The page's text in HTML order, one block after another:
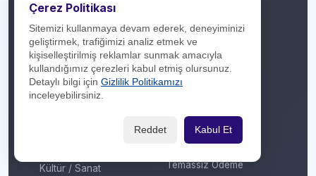
İletişim Operatörü
Kafe / Restoran / Fast
Food / Gıda
Kargo
Konaklama
Kültür / Sanat
Ramazan
Sevgililer Günü
Sosyal Medya
Sosyal Sorumluluk
Taksit Atlat
Temassız Ödeme
Çerez Politikası
Sitemizi kullanmaya devam ederek, deneyiminizi
geliştirmek, trafiğimizi analiz etmek ve
kişiselleştirilmiş reklamlar sunmak amacıyla
kullandığımız çerezleri kabul etmiş olursunuz.
Detaylı bilgi için Gizlilik Politikamızı
inceleyebilirsiniz.
Reddet Kabul Et